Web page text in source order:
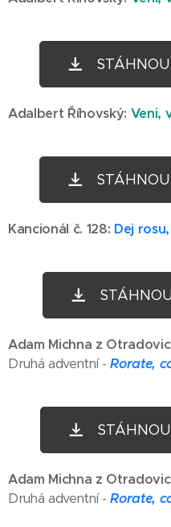
Adalbert Říhovský: Veni,
Kancionál č. 128: Dej
Adam Michna z
Druhá adventní -Rorate,
Adam Michna z
Druhá adventní -Rorate,